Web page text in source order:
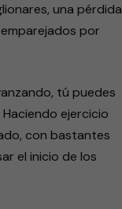
una pérdida
por
tú puedes
ejercicio
con bastantes
el inicio de los